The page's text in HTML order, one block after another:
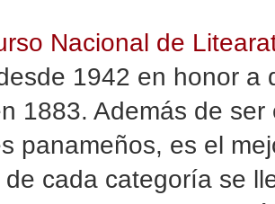
Nacional de
1942 en honor a
1883. Además de
panameños, es el
cada categoría se